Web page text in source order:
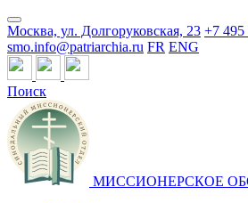
Москва, ул. Долгоруковская, 23 +7 495
smo.info@patriarchia.ru FR ENG
Поиск
МИССИОНЕРСКОЕ